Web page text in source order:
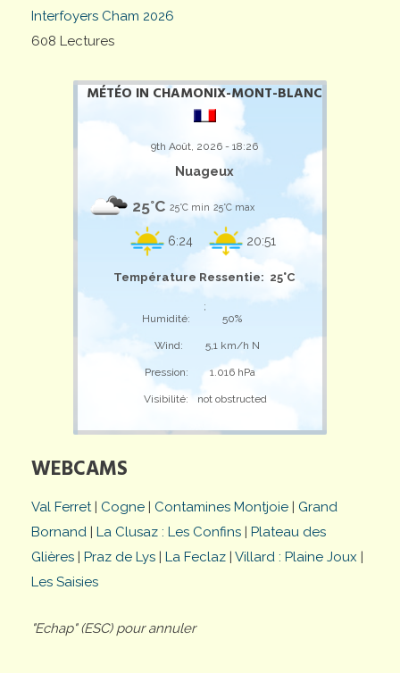
Interfoyers Cham 2026
608 Lectures
MÉTÉO IN CHAMONIX-MONT-BLANC
9th Août, 2026 - 18:26
Nuageux
25°C 25°C min 25°C max
6:24 20:51
Température Ressentie: 25°C
;
Humidité:
50%
Wind: 5,1 km/h N
Pression: 1.016 hPa
Visibilité: not obstructed
WEBCAMS
Val Ferret| Cogne | Contamines Montjoie | Grand
Bornand | La Clusaz : Les Confins | Plateau des
Glières | Praz de Lys | La Feclaz | Villard : Plaine Joux |
Les Saisies
"Echap" (ESC) pour annuler